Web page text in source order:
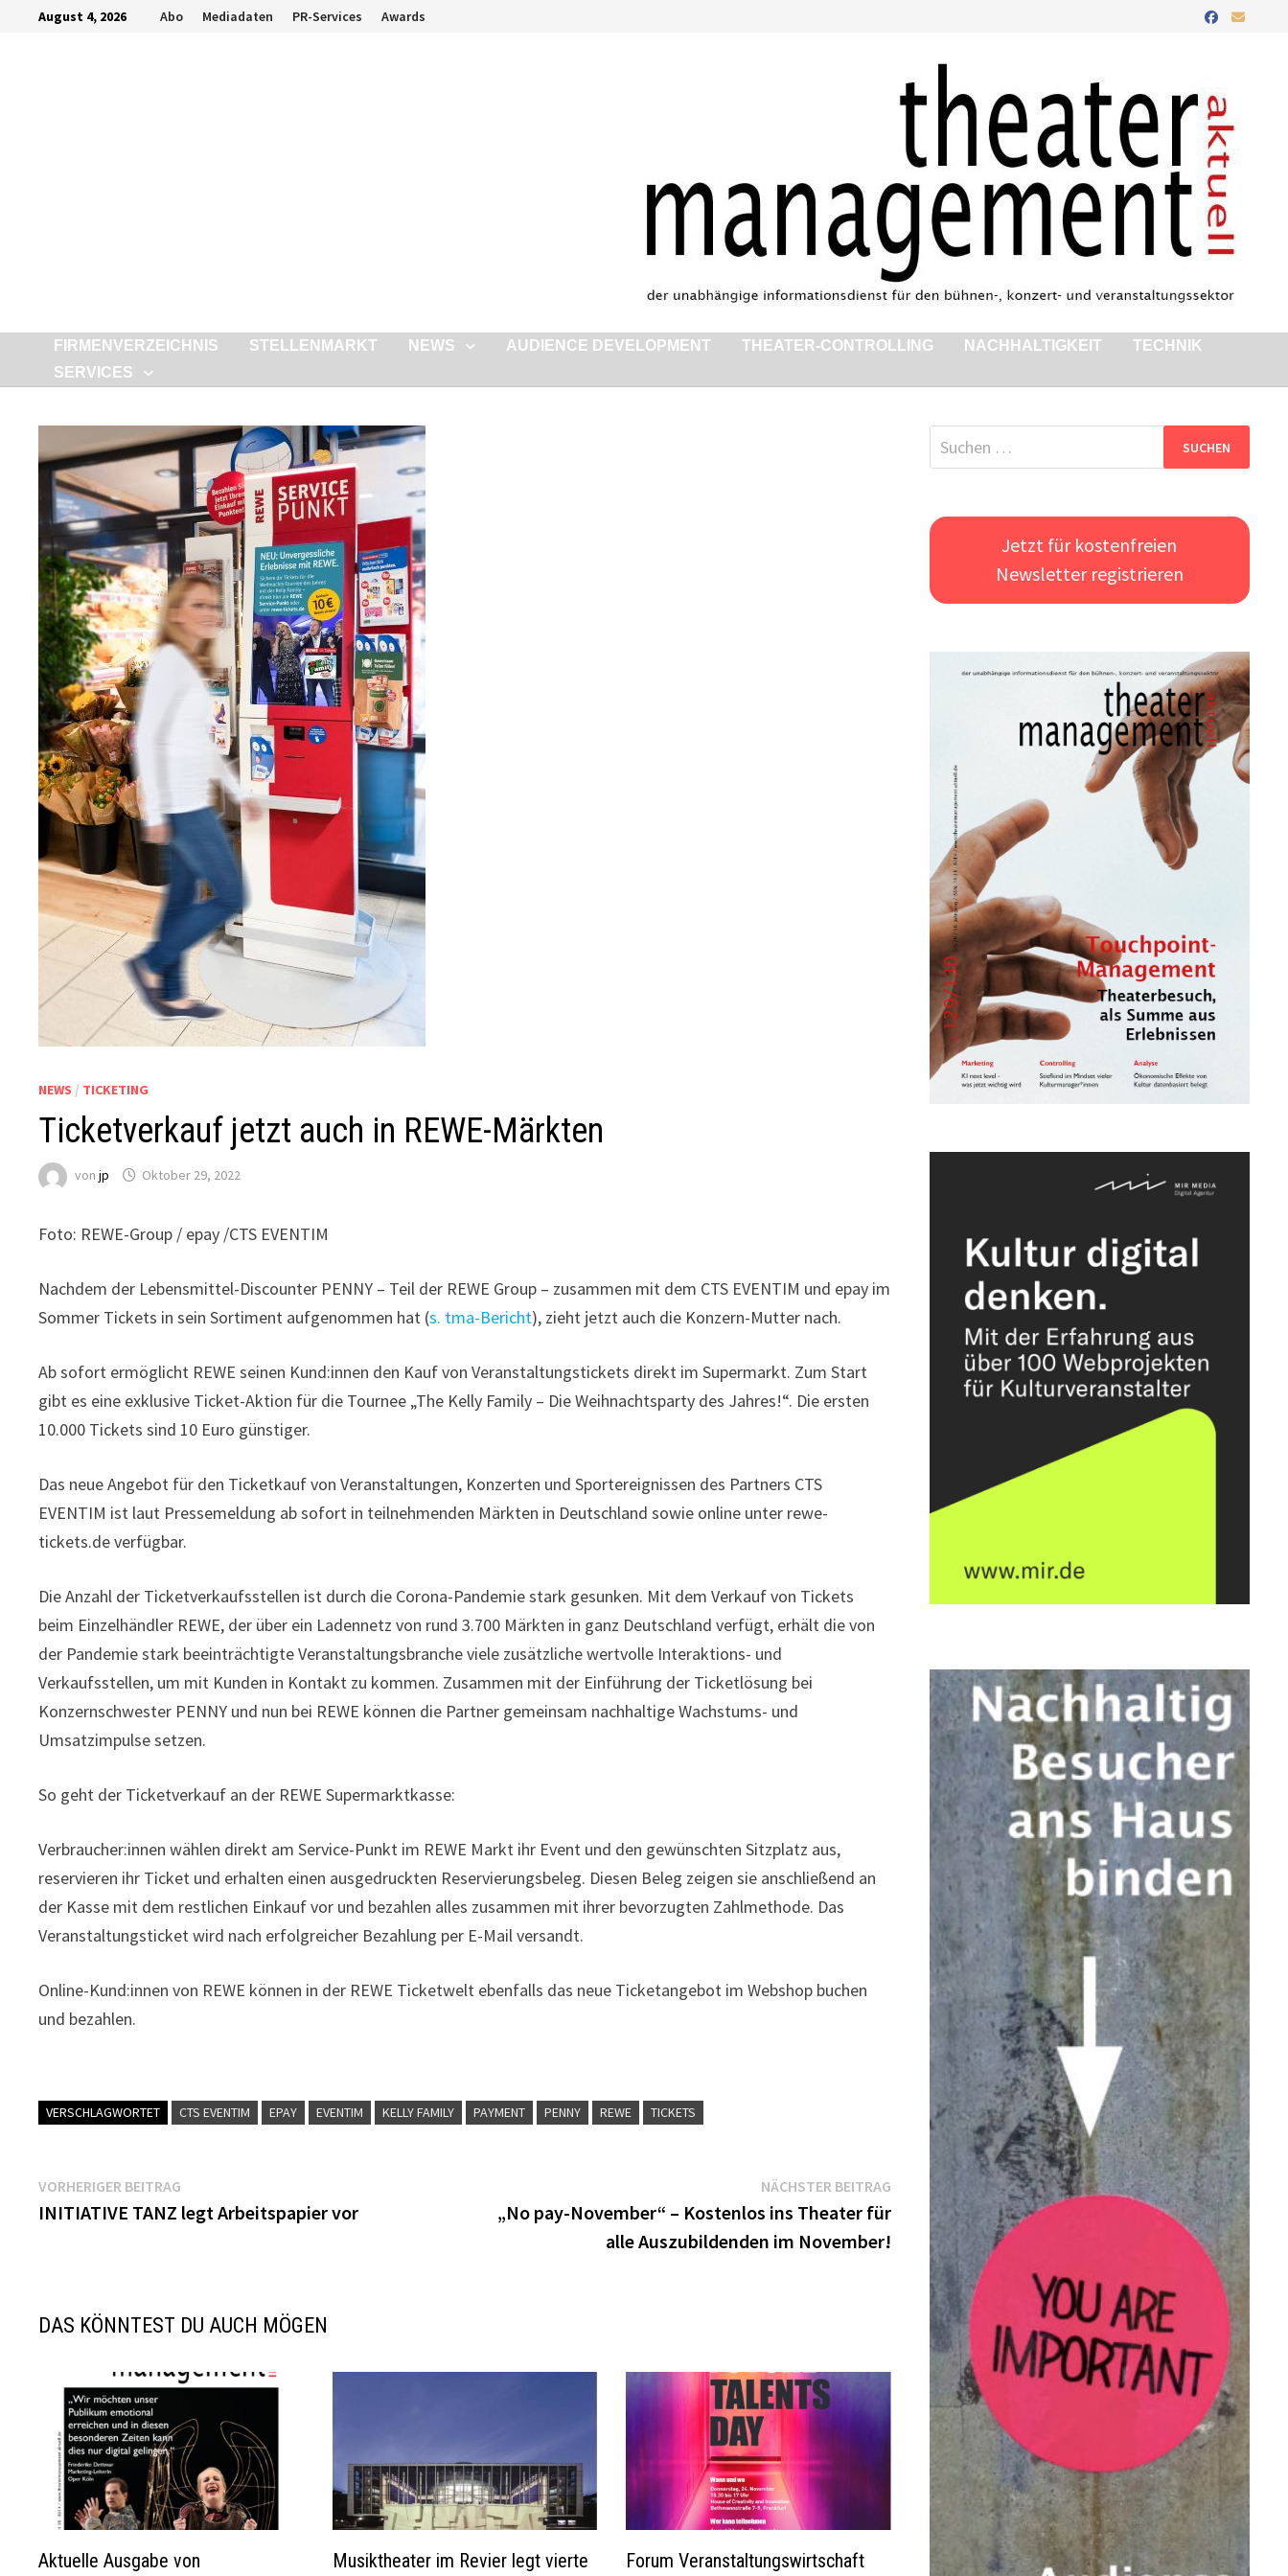
ZurückAugust 4, 2026 Abo Mediadaten PR-Services Awards
FIRMENVERZEICHNIS STELLENMARKT NEWS AUDIENCE DEVELOPMENT THEATER-CONTROLLING NACHHALTIGKEIT
TECHNIK
SERVICES
NEWS / TICKETING
Ticketverkauf jetzt auch in REWE-Märkten
vonjp Oktober 29, 2022
Foto: REWE-Group / epay /CTS EVENTIM
Nachdem der Lebensmittel-Discounter PENNY – Teil der REWE Group – zusammen mit dem CTS EVENTIM und epay im
Sommer Tickets in sein Sortiment aufgenommen hat (s. tma-Bericht), zieht jetzt auch die Konzern-Mutter nach.
Ab sofort ermöglicht REWE seinen Kund:innen den Kauf von Veranstaltungstickets direkt im Supermarkt. Zum Start
gibt es eine exklusive Ticket-Aktion für die Tournee „The Kelly Family – Die Weihnachtsparty des Jahres!“. Die ersten
10.000 Tickets sind 10 Euro günstiger.
Das neue Angebot für den Ticketkauf von Veranstaltungen, Konzerten und Sportereignissen des Partners CTS
EVENTIM ist laut Pressemeldung ab sofort in teilnehmenden Märkten in Deutschland sowie online unter rewe-
tickets.de verfügbar.
Die Anzahl der Ticketverkaufsstellen ist durch die Corona-Pandemie stark gesunken. Mit dem Verkauf von Tickets
beim Einzelhändler REWE, der über ein Ladennetz von rund 3.700 Märkten in ganz Deutschland verfügt, erhält die von
der Pandemie stark beeinträchtigte Veranstaltungsbranche viele zusätzliche wertvolle Interaktions- und
Verkaufsstellen, um mit Kunden in Kontakt zu kommen. Zusammen mit der Einführung der Ticketlösung bei
Konzernschwester PENNY und nun bei REWE können die Partner gemeinsam nachhaltige Wachstums- und
Umsatzimpulse setzen.
So geht der Ticketverkauf an der REWE Supermarktkasse:
Verbraucher:innen wählen direkt am Service-Punkt im REWE Markt ihr Event und den gewünschten Sitzplatz aus,
reservieren ihr Ticket und erhalten einen ausgedruckten Reservierungsbeleg. Diesen Beleg zeigen sie anschließend an
der Kasse mit dem restlichen Einkauf vor und bezahlen alles zusammen mit ihrer bevorzugten Zahlmethode. Das
Veranstaltungsticket wird nach erfolgreicher Bezahlung per E-Mail versandt.
Online-Kund:innen von REWE können in der REWE Ticketwelt ebenfalls das neue Ticketangebot im Webshop buchen
und bezahlen.
VERSCHLAGWORTET CTS EVENTIM EPAY EVENTIM KELLY FAMILY PAYMENT PENNY REWE TICKETS
Beitragsnavigation
VORHERIGER BEITRAG
Beitrag:
INITIATIVE TANZ legt Arbeitspapier vor
NÄCHSTER BEITRAGNächster
Beitrag:
„No pay-November“ – Kostenlos ins Theater für
alle Auszubildenden im November!
DAS KÖNNTEST DU AUCH MÖGEN
Aktuelle Ausgabe von
Musiktheater im Revier legt vierte
Forum Veranstaltungswirtschaft
Suchen
nach:
Jetzt für kostenfreien
Newsletter registrieren